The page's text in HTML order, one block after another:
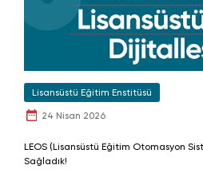
Lisansüstü Eğitim Enstitüsü
24 Nisan 2026
LEOS (Lisansüstü Eğitim Otomasyon
Sağladık!